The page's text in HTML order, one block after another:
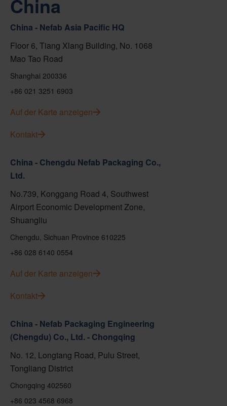
China
China - Nefab Asia Pacific HQ
Floor 6, Tiang Xlang Building, No. 1068
Mao Tao Road
Shanghai 200336
+86 021 3251 6903
Auf der Karte anzeigen
Kontakt
China - Chengdu Nefab Packaging Co.,
Ltd.
No.739, Konggang Road 4, Southwest
Airport Economic Development Zone,
Shuangliu
Chengdu, Sichuan Province 610225
+86 028 6140 0554
Auf der Karte anzeigen
Kontakt
China - Nefab Packaging Engineering
(Chengdu) Co., Ltd. - Chongqing
No. 12, Longtang Road, Pulu Street,
Tongliang District
Chongqing 402560
+86 023 4568 6968